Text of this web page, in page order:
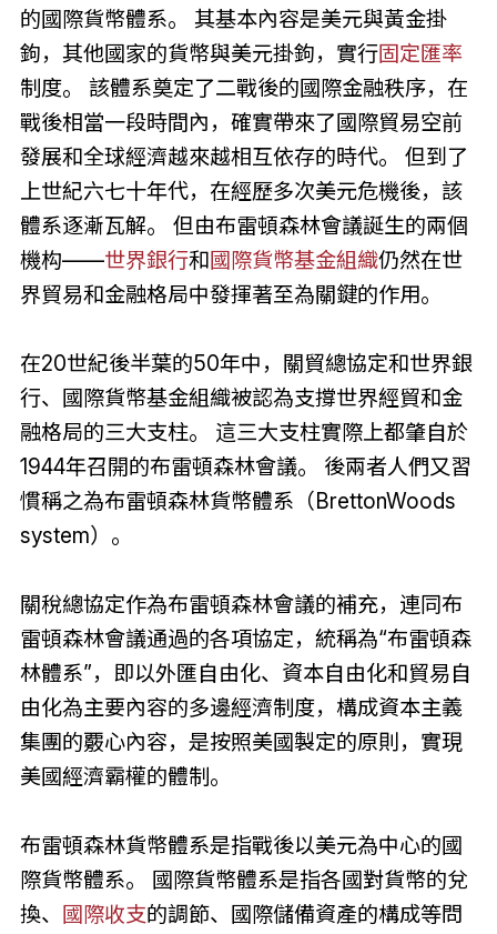
的國際貨幣體系。 其基本內容是美元與黃金掛
鉤，其他國家的貨幣與美元掛鉤，實行固定匯率
制度。 該體系奠定了二戰後的國際金融秩序，在
戰後相當一段時間內，確實帶來了國際貿易空前
發展和全球經濟越來越相互依存的時代。 但到了
上世紀六七十年代，在經歷多次美元危機後，該
體系逐漸瓦解。 但由布雷頓森林會議誕生的兩個
機构——世界銀行和國際貨幣基金組織仍然在世
界貿易和金融格局中發揮著至為關鍵的作用。
在20世紀後半葉的50年中，關貿總協定和世界銀
行、國際貨幣基金組織被認為支撐世界經貿和金
融格局的三大支柱。 這三大支柱實際上都肇自於
1944年召開的布雷頓森林會議。 後兩者人們又習
慣稱之為布雷頓森林貨幣體系（BrettonWoods
system）。
關稅總協定作為布雷頓森林會議的補充，連同布
雷頓森林會議通過的各項協定，統稱為“布雷頓森
林體系”，即以外匯自由化、資本自由化和貿易自
由化為主要內容的多邊經濟制度，構成資本主義
集團的覈心內容，是按照美國製定的原則，實現
美國經濟霸權的體制。
布雷頓森林貨幣體系是指戰後以美元為中心的國
際貨幣體系。 國際貨幣體系是指各國對貨幣的兌
換、 國際收支的調節、國際儲備資產的構成等問